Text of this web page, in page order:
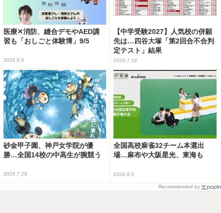
医療✕消防、縫合デモやAED講
習も「おしごと体験博」9/5
2026.8.6
【中学受験2027】人気校の併願
先は…四谷大塚「第2回合不合判
定テスト」結果
2026.7.16
砂金甲子園、神戸女学院が優
勝…全国14校の中高生が腕競う
2026.7.29
全国高校麻雀32チーム本選出
場…麻布や大阪星光、東海も
2026.8.5
Recommended by